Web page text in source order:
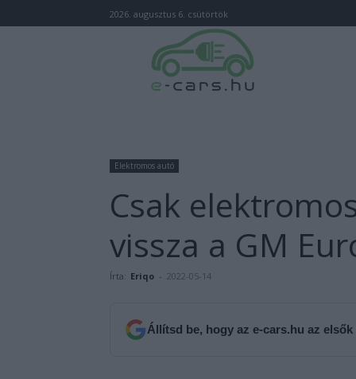
2026. augusztus 6. csütörtök
Elektromos autó
Csak
vissza a GM
Írta: Eriqo - 2022-05-14
Állítsd be, hogy az e-cars.hu az